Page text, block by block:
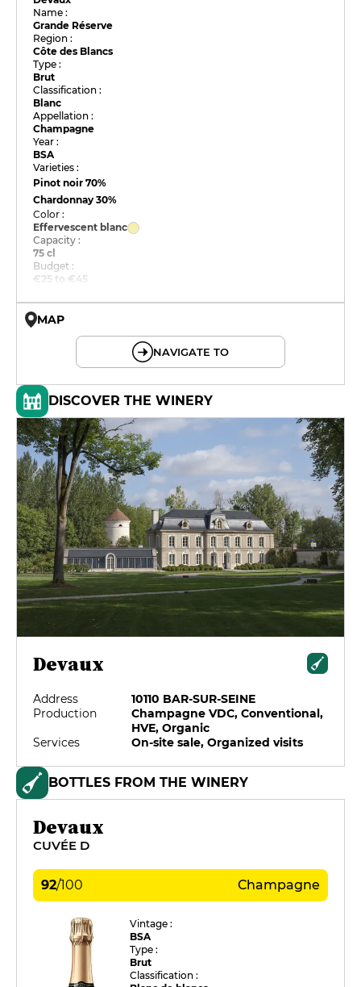
Name :
Grande Réserve
Region :
Côte des Blancs
Type :
Brut
Classification :
Blanc
Appellation :
Champagne
Year :
BSA
Varieties :
Pinot noir70%
Chardonnay30%
Color :
Effervescent blanc
Capacity :
75 cl
Budget :
€25 to €45
MAP
NAVIGATE TO
DISCOVER THE WINERY
Devaux
Address
10110 BAR-SUR-SEINE
Production
Champagne VDC, Conventional,
HVE, Organic
Services
On-site sale, Organized visits
BOTTLES FROM THE WINERY
Devaux
CUVÉE D
92/100 Champagne
Vintage :
BSA
Type :
Brut
Classification :